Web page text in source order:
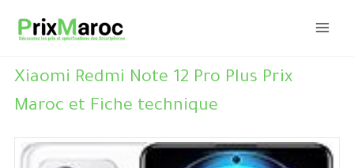
Xiaomi Redmi Note 12 Pro Plus Prix
Maroc et Fiche technique